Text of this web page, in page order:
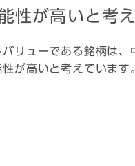
性が高いと考
リューである銘柄は
が高いと考えています